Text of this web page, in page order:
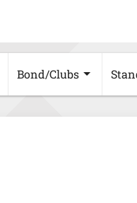
Bond/Clubs